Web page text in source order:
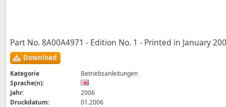
Part No. 8A00A4971 - Edition No. 1 - Printed in January
Download
Kategorie
Betriebsanleitungen
Sprache(n):
Jahr:
2006
Druckdatum:
01.2006